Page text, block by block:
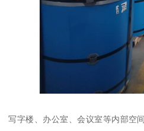
写字楼、办公室、会议室等内部空